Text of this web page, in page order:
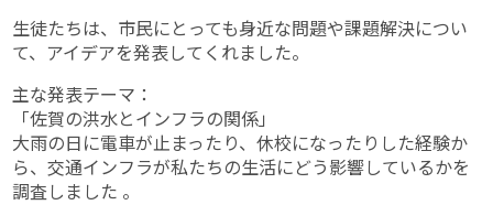
生徒たちは、市民にとっても身近な問題や課題解決につい
て、アイデアを発表してくれました。
主な発表テーマ：
「佐賀の洪水とインフラの関係」
大雨の日に電車が止まったり、休校になったりした経験か
ら、交通インフラが私たちの生活にどう影響しているかを
調査しました 。